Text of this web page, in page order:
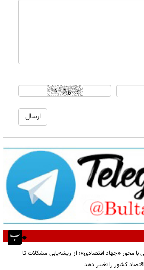
۱۰ قسمتی با محور «جهاد اقتصادی»؛ از ریشه‌یابی مشکلات تا
کشور را تغییر دهد